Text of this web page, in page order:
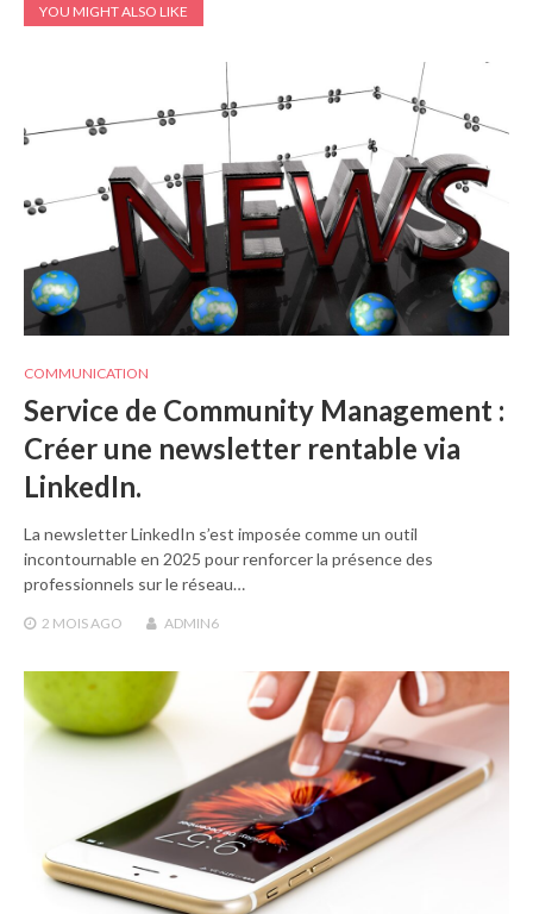
YOU MIGHT ALSO LIKE
COMMUNICATION
Service de Community Management :
Créer une newsletter rentable via
LinkedIn.
La newsletter LinkedIn s’est imposée comme un outil
incontournable en 2025 pour renforcer la présence des
professionnels sur le réseau…
2 MOISAGO ADMIN6